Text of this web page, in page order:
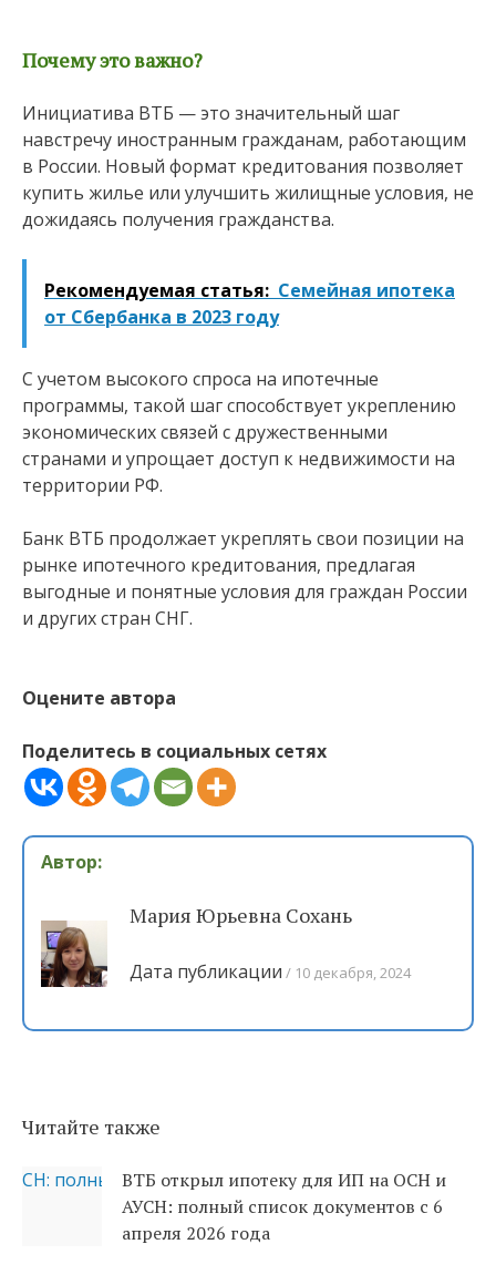
Почему это важно?
Инициатива ВТБ — это значительный шаг
навстречу иностранным гражданам, работающим
в России. Новый формат кредитования позволяет
купить жилье или улучшить жилищные условия, не
дожидаясь получения гражданства.
Рекомендуемая статья: Семейная ипотека
от Сбербанка в 2023 году
С учетом высокого спроса на ипотечные
программы, такой шаг способствует укреплению
экономических связей с дружественными
странами и упрощает доступ к недвижимости на
территории РФ.
Банк ВТБ продолжает укреплять свои позиции на
рынке ипотечного кредитования, предлагая
выгодные и понятные условия для граждан России
и других стран СНГ.
Оцените автора
Поделитесь в социальных сетях
Автор:
Мария Юрьевна Сохань
Дата публикации 10 декабря, 2024
Читайте также
ВТБ открыл ипотеку для ИП на ОСН и
АУСН: полный список документов с 6
апреля 2026 года